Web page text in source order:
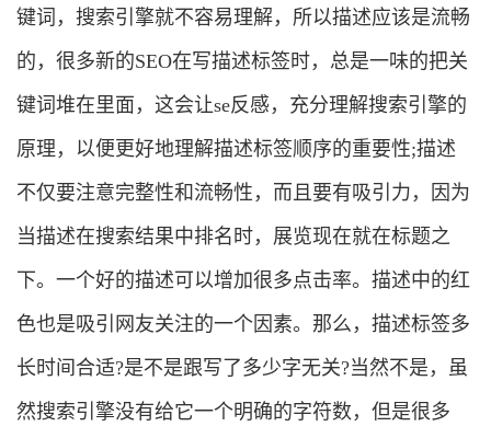
键词，搜索引擎就不容易理解，所以描述应该是流畅
的，很多新的SEO在写描述标签时，总是一味的把关
键词堆在里面，这会让se反感，充分理解搜索引擎的
原理，以便更好地理解描述标签顺序的重要性;描述
不仅要注意完整性和流畅性，而且要有吸引力，因为
当描述在搜索结果中排名时，展览现在就在标题之
下。一个好的描述可以增加很多点击率。描述中的红
色也是吸引网友关注的一个因素。那么，描述标签多
长时间合适?是不是跟写了多少字无关?当然不是，虽
然搜索引擎没有给它一个明确的字符数，但是很多